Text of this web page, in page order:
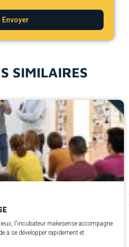
Envoyer
SIMILAIRES
l'incubateur makesense accompagne
à se développer rapidement et